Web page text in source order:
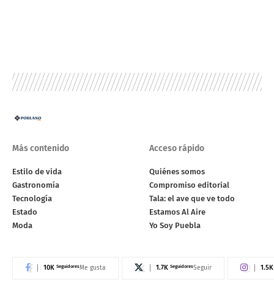
Más contenido
Estilo de vida
Gastronomía
Tecnología
Estado
Moda
Acceso rápido
Quiénes somos
Compromiso editorial
Tala: el ave que ve todo
Estamos Al Aire
Yo Soy Puebla
10K SeguidoresMe gusta 1.7K SeguidoresSeguir 1.5K